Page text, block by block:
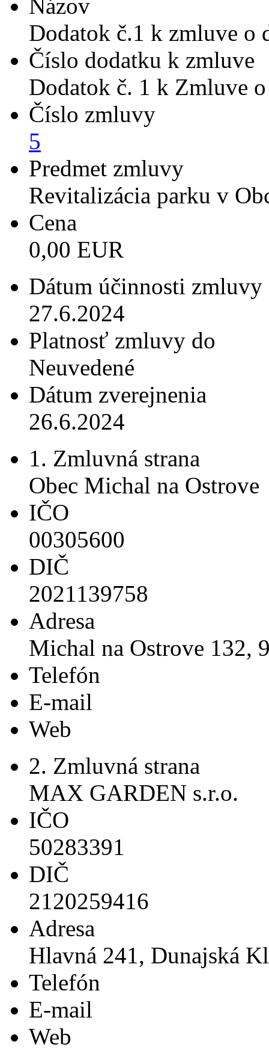
Názov
Dodatok č.1 k zmluve o
Číslo dodatku k zmluve
Dodatok č. 1 k Zmluve
Číslo zmluvy
5
Predmet zmluvy
Revitalizácia parku v
Cena
0,00 EUR
Dátum účinnosti zmluvy
27.6.2024
Platnosť zmluvy do
Neuvedené
Dátum zverejnenia
26.6.2024
1. Zmluvná strana
Obec Michal na Ostrove
IČO
00305600
DIČ
2021139758
Adresa
Michal na Ostrove 132,
Telefón
E-mail
Web
2. Zmluvná strana
MAX GARDEN s.r.o.
IČO
50283391
DIČ
2120259416
Adresa
Hlavná 241, Dunajská
Telefón
E-mail
Web